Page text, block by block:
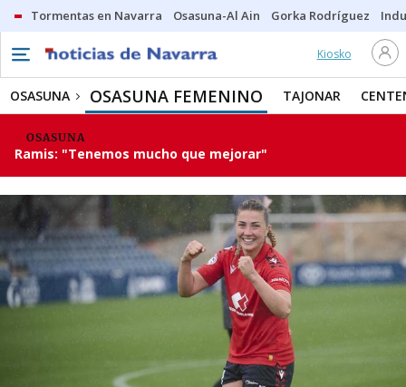
Tormentas en Navarra Osasuna-Al Ain Gorka Rodríguez
Kiosko
OSASUNA OSASUNA FEMENINO TAJONAR
OSASUNA
Ramis: "Tenemos mucho que mejorar"